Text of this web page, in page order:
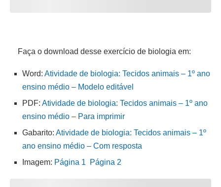
Faça o download desse exercício de biologia em:
Word: Atividade de biologia: Tecidos animais – 1º ano
ensino médio – Modelo editável
PDF: Atividade de biologia: Tecidos animais – 1º ano
ensino médio – Para imprimir
Gabarito: Atividade de biologia: Tecidos animais – 1º
ano ensino médio – Com resposta
Imagem: Página 1 Página 2